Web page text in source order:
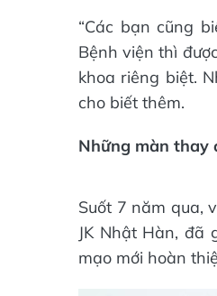
“Các bạn cũng
Bệnh viện thì
khoa riêng biệt.
cho biết thêm.
Những màn thay
Suốt 7 năm qua,
JK Nhật Hàn, đã
mạo mới hoàn